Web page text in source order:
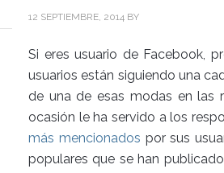
12 SEPTIEMBRE, 2014 BY
Si eres usuario de Facebook,
usuarios están siguiendo una
de una de esas modas en las
ocasión le ha servido a los
más mencionados por sus
populares que se han